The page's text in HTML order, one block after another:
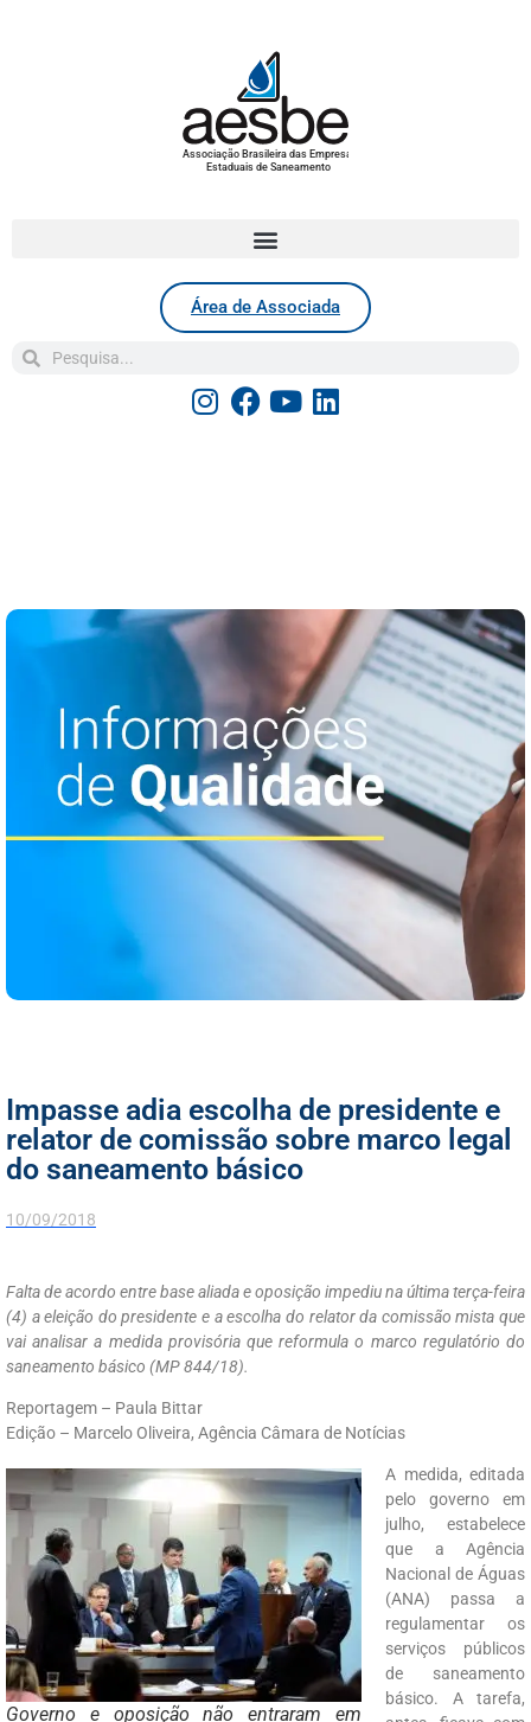
Associação Brasileira das Empresas
Estaduais de Saneamento
Área de Associada
Impasse adia escolha de presidente e
relator de comissão sobre marco legal
do saneamento básico
10/09/2018
Falta de acordo entre base aliada e oposição impediu na última terça-feira
(4) a eleição do presidente e a escolha do relator da comissão mista que
vai analisar a medida provisória que reformula o marco regulatório do
saneamento básico (MP 844/18).
Reportagem – Paula Bittar
Edição – Marcelo Oliveira, Agência Câmara de Notícias
Governo e oposição não entraram em
A medida, editada
pelo governo em
julho, estabelece
que a Agência
Nacional de Águas
(ANA) passa a
regulamentar os
serviços públicos
de saneamento
básico. A tarefa,